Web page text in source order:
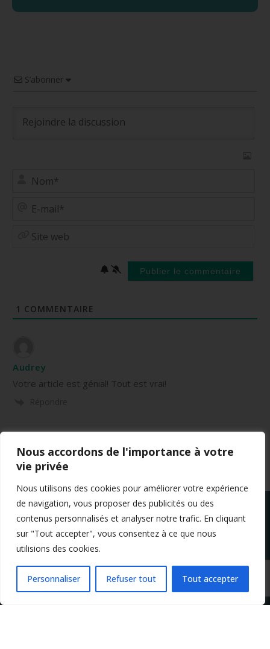
Nous accordons de l'importance à votre
vie privée
Nous utilisons des cookies pour améliorer votre expérience
de navigation, vous proposer des publicités ou des
contenus personnalisés et analyser notre trafic. En cliquant
sur "Tout accepter", vous consentez à ce que nous
utilisions des cookies.
Personnaliser Refuser tout Tout accepter
S’abonner
1 COMMENTAIRE
Audrey
Votre article est génial! Tout est vrai!
Mentions légales
Politique de confidentialité
Copyright 2024 Apprendre-la-flute-traversiere.comDesign by Agenz